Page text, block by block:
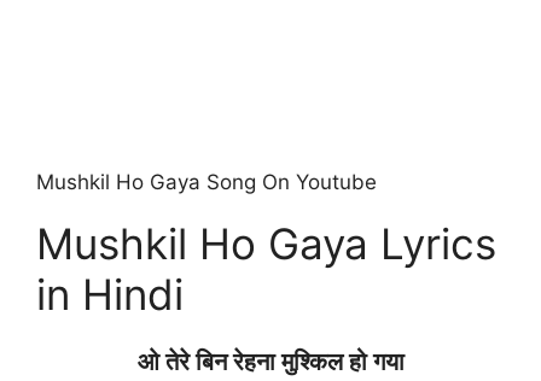
Mushkil Ho Gaya Song On Youtube
Mushkil Ho Gaya Lyrics
in Hindi
ओ तेरे बिन रेहना मुश्किल हो गया